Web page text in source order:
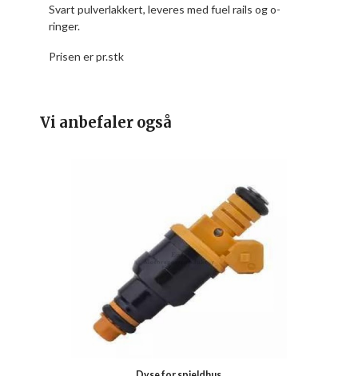
Svart pulverlakkert, leveres med fuel rails og o-
ringer.
Prisen er pr.stk
Vi anbefaler også